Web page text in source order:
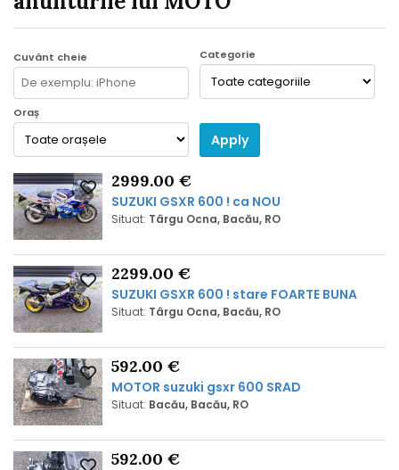
Cuvânt cheie Categorie
Oraș
Apply
2999.00 €
SUZUKI GSXR 600 ! ca NOU
Situat: Târgu Ocna, Bacău, RO
2299.00 €
SUZUKI GSXR 600 ! stare FOARTE BUNA
Situat: Târgu Ocna, Bacău, RO
592.00 €
MOTOR suzuki gsxr 600 SRAD
Situat: Bacău, Bacău, RO
592.00 €